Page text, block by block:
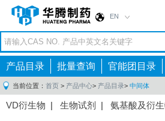
EN
产品目录 批量查询 官能团目录
当前位置： 首页 > 产品中心> 产品目录> 中间体
VD衍生物 | 生物试剂 | 氨基酸及衍